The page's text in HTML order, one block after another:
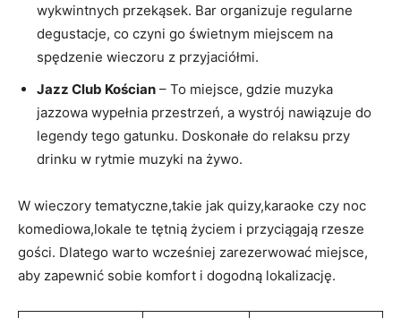
wykwintnych przekąsek. Bar organizuje regularne
degustacje, co czyni go świetnym miejscem na
spędzenie wieczoru z przyjaciółmi.
Jazz Club Kościan – To miejsce, gdzie muzyka
jazzowa wypełnia przestrzeń, a wystrój nawiązuje do
legendy tego gatunku. Doskonałe do relaksu przy
drinku w rytmie muzyki na żywo.
W wieczory tematyczne,takie jak quizy,karaoke czy noc
komediowa,lokale te tętnią życiem i przyciągają rzesze
gości. Dlatego warto wcześniej zarezerwować miejsce,
aby zapewnić sobie komfort i dogodną lokalizację.